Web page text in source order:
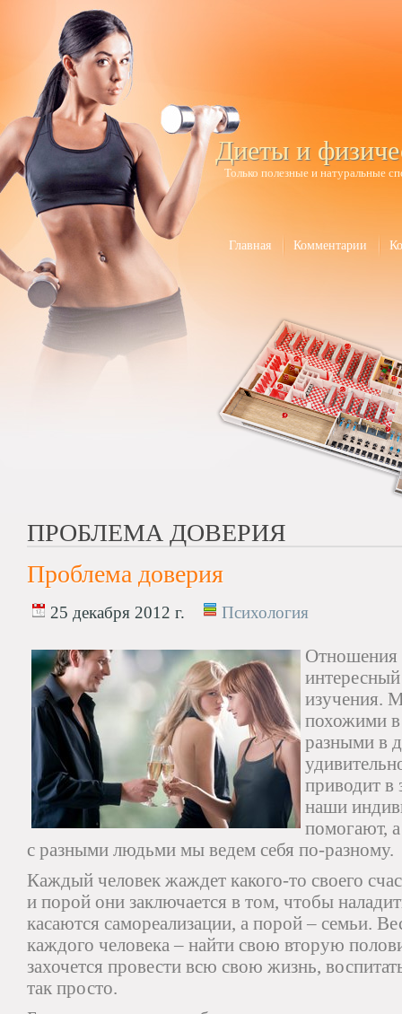
Диеты и
Только полезные и натуральные
Главная Комментарии
ПРОБЛЕМА ДОВЕРИЯ
Проблема доверия
25 декабря 2012 г. Психология
Отношения
изучения.
похожими в
разными в
приводит в
наши
помогают,
с разными людьми мы ведем себя по-разному.
Каждый человек жаждет какого-то своего
и порой они заключается в том, чтобы
касаются самореализации, а порой – семьи.
каждого человека – найти свою вторую
захочется провести всю свою жизнь,
так просто.